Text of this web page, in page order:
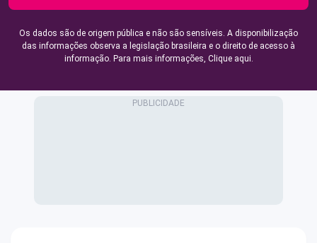
Os dados são de origem pública e não são sensíveis. A disponibilização
das informações observa a legislação brasileira e o direito de acesso à
informação. Para mais informações, Clique aqui.